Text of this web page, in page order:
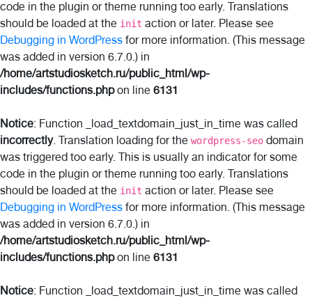
code in the plugin or theme running too early. Translations
should be loaded at the init action or later. Please see
Debugging in WordPress for more information. (This message
was added in version 6.7.0.) in
/home/artstudiosketch.ru/public_html/wp-
includes/functions.phpon line 6131
Notice: Function _load_textdomain_just_in_time was called
incorrectly. Translation loading for the wordpress-seo domain
was triggered too early. This is usually an indicator for some
code in the plugin or theme running too early. Translations
should be loaded at the init action or later. Please see
Debugging in WordPress for more information. (This message
was added in version 6.7.0.) in
/home/artstudiosketch.ru/public_html/wp-
includes/functions.phpon line 6131
Notice: Function _load_textdomain_just_in_time was called